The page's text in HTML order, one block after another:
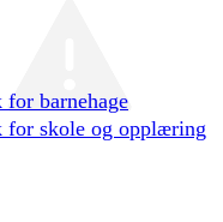
for barnehage
for skole og opplæring